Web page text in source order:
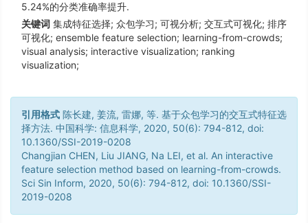
5.24%的分类准确率提升.
关键词 集成特征选择; 众包学习; 可视分析; 交互式可视化; 排序
可视化; ensemble feature selection; learning-from-crowds;
visual analysis; interactive visualization; ranking
visualization;
引用格式 陈长建, 姜流, 雷娜, 等. 基于众包学习的交互式特征选
择方法. 中国科学: 信息科学, 2020, 50(6): 794-812, doi:
10.1360/SSI-2019-0208
Changjian CHEN, Liu JIANG, Na LEI, et al. An interactive
feature selection method based on learning-from-crowds.
Sci Sin Inform, 2020, 50(6): 794-812, doi: 10.1360/SSI-
2019-0208